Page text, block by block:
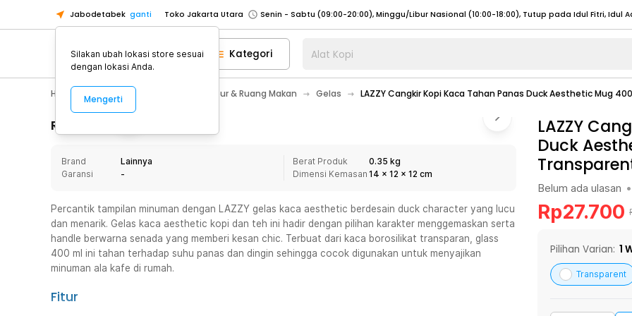
Jabodetabek ganti Toko Jakarta Utara
Toko Tangerang
Toko Cikupa
Pick n Go Jakarta Barat
Senin - Jumat (07:00 - 20:00), Sabtu - Minggu (08:00 - 20:00), Tutup pada Idul Fitri
Pick n Go Bekasi
Senin - Jumat (08:00 - 20:00), Sabtu - Minggu/ Libur Nasional (08:00 - 17:00) Selengkapnya
Senin - Jumat (08:00 - 20:00), Sabtu - Minggu/ Libur Nasional (08:00 - 17:00) Selengkapnya
Senin - Sabtu (09:00-20:00), Minggu/Libur Nasional (12:00-20:00), Tutup pada Idul Fitri
Senin - Sabtu (09:00-20:00), Minggu/Libur Nasional (12:00-20:00), Tutup pada Idul Fitri
Toko Tangerang
Toko Cikupa
Pick n Go Jakarta Barat
Senin - Jumat (07:00 - 20:00), Sabtu - Minggu (08:00 - 20:00), Tutup pada Idul Fitri
Pick n Go Bekasi
Senin - Jumat (08:00 - 20:00), Sabtu - Minggu/ Libur Nasional (08:00 - 17:00) Selengkapnya
Kategori Alat Kopi
Home Appliance Perlengkapan Dapur & Ruang Makan Gelas LAZZY Cangkir Kopi Kaca Tahan Panas Duck Aesthetic Mug
Rincian Produk
Brand
Lainnya
Garansi
-
Berat Produk
0.35 kg
Dimensi Kemasan 14 x 12 x 12 cm
Percantik tampilan minuman dengan LAZZY gelas kaca aesthetic berdesain duck character yang lucu
dan menarik. Gelas kaca aesthetic kopi dan teh ini hadir dengan pilihan karakter menggemaskan serta
handle berwarna senada yang memberi kesan chic. Terbuat dari kaca borosilikat transparan, glass
400 ml ini tahan terhadap suhu panas dan dingin sehingga cocok digunakan untuk menyajikan
minuman ala kafe di rumah.
Fitur
LAZZY
Duck
Belum ada ulasan •
Rp27.700
Pilihan Varian: 1
Transparent
Silakan ubah lokasi store sesuai
dengan lokasi Anda.
Mengerti